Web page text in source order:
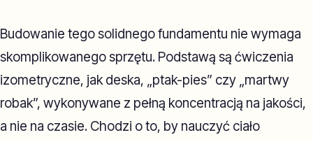
Budowanie tego solidnego fundamentu nie wymaga
skomplikowanego sprzętu. Podstawą są ćwiczenia
izometryczne, jak deska, „ptak-pies” czy „martwy
robak”, wykonywane z pełną koncentracją na jakości,
a nie na czasie. Chodzi o to, by nauczyć ciało